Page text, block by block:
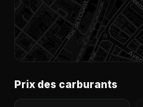
Prix des carburants